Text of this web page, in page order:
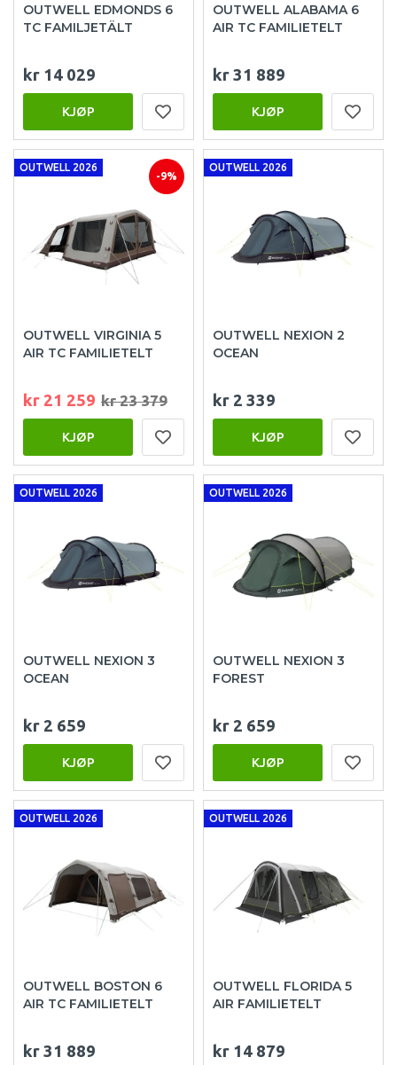
OUTWELL EDMONDS 6
TC FAMILJETÄLT
kr 14 029
KJØP
OUTWELL ALABAMA 6
AIR TC FAMILIETELT
kr 31 889
KJØP
OUTWELL 2026
-9%
OUTWELL VIRGINIA 5
AIR TC FAMILIETELT
kr 21 259 kr 23 379
KJØP
OUTWELL 2026
OUTWELL NEXION 2
OCEAN
kr 2 339
KJØP
OUTWELL 2026
OUTWELL NEXION 3
OCEAN
kr 2 659
KJØP
OUTWELL 2026
OUTWELL NEXION 3
FOREST
kr 2 659
KJØP
OUTWELL 2026
OUTWELL BOSTON 6
AIR TC FAMILIETELT
kr 31 889
OUTWELL 2026
OUTWELL FLORIDA 5
AIR FAMILIETELT
kr 14 879